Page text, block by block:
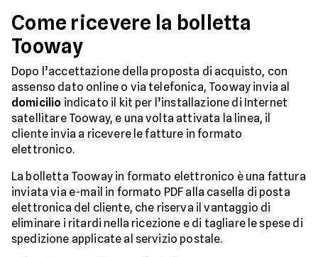
Come ricevere la bolletta
Tooway
Dopo l’accettazione della proposta di acquisto, con
assenso dato online o via telefonica, Tooway invia al
domicilio indicato il kit per l’installazione di Internet
satellitare Tooway, e una volta attivata la linea, il
cliente invia a ricevere le fatture in formato
elettronico.
La bolletta Tooway in formato elettronico è una fattura
inviata via e-mail in formato PDF alla casella di posta
elettronica del cliente, che riserva il vantaggio di
eliminare i ritardi nella ricezione e di tagliare le spese di
spedizione applicate al servizio postale.